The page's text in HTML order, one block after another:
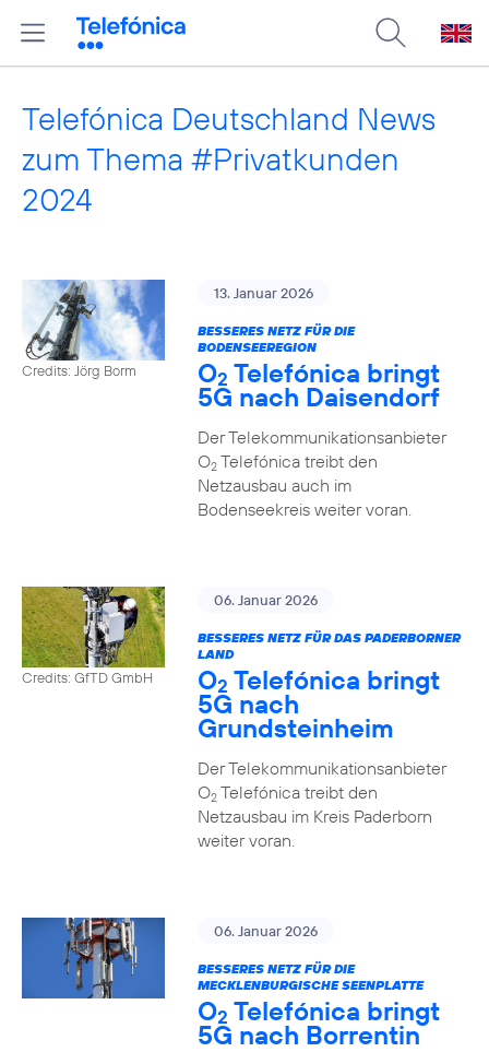
Telefónica Deutschland News
zum Thema #Privatkunden
2024
Credits: Jörg Borm
13. Januar 2026
BESSERES NETZ FÜR DIE
BODENSEEREGION
O2 Telefónica bringt
5G nach Daisendorf
Der Telekommunikationsanbieter
O2Telefónica treibt den
Netzausbau auch im
Bodenseekreis weiter voran.
Credits: GfTD GmbH
06. Januar 2026
BESSERES NETZ FÜR DAS PADERBORNER
LAND
O2 Telefónica bringt
5G nach
Grundsteinheim
Der Telekommunikationsanbieter
O2Telefónica treibt den
Netzausbau im Kreis Paderborn
weiter voran.
06. Januar 2026
BESSERES NETZ FÜR DIE
MECKLENBURGISCHE SEENPLATTE
O2 Telefónica bringt
5G nach Borrentin